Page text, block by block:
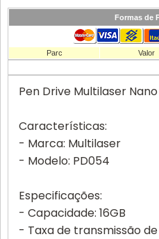
Formas de
Parc Valor
Pen Drive Multilaser
Características:
- Marca: Multilaser
- Modelo: PD054
Especificações:
- Capacidade: 16GB
- Taxa de transmissão